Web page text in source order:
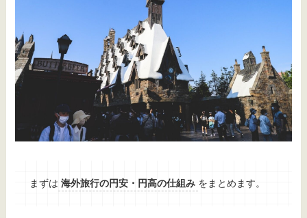
まずは 海外旅行の円安・円高の仕組み をまとめます。